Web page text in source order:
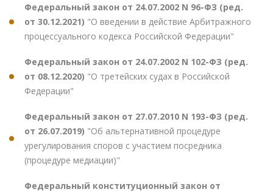
Федеральный закон от 24.07.2002 N 96-ФЗ (ред.
от 30.12.2021) "О введении в действие Арбитражного
процессуального кодекса Российской Федерации"
Федеральный закон от 24.07.2002 N 102-ФЗ (ред.
от 08.12.2020) "О третейских судах в Российской
Федерации"
Федеральный закон от 27.07.2010 N 193-ФЗ (ред.
от 26.07.2019) "Об альтернативной процедуре
урегулирования споров с участием посредника
(процедуре медиации)"
Федеральный конституционный закон от